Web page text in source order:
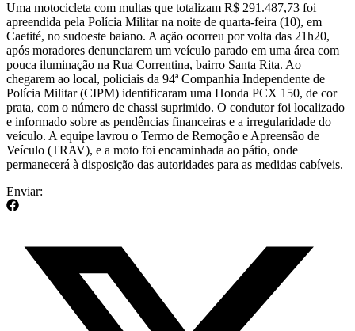
Uma motocicleta com multas que totalizam R$ 291.487,73 foi
apreendida pela Polícia Militar na noite de quarta-feira (10), em
Caetité, no sudoeste baiano. A ação ocorreu por volta das 21h20,
após moradores denunciarem um veículo parado em uma área com
pouca iluminação na Rua Correntina, bairro Santa Rita. Ao
chegarem ao local, policiais da 94ª Companhia Independente de
Polícia Militar (CIPM) identificaram uma Honda PCX 150, de cor
prata, com o número de chassi suprimido. O condutor foi localizado
e informado sobre as pendências financeiras e a irregularidade do
veículo. A equipe lavrou o Termo de Remoção e Apreensão de
Veículo (TRAV), e a moto foi encaminhada ao pátio, onde
permanecerá à disposição das autoridades para as medidas cabíveis.
Enviar: